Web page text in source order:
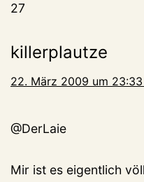
27
killerplautze
22. März 2009 um
@DerLaie
Mir ist es eigentlich